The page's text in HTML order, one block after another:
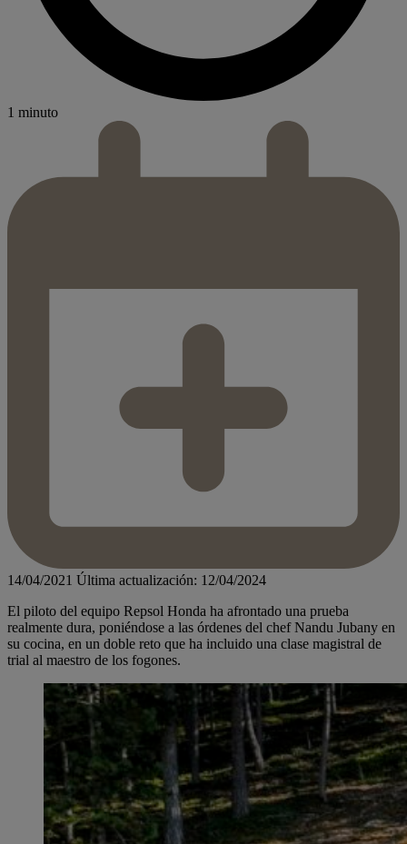
1 minuto
14/04/2021 Última actualización: 12/04/2024
El piloto del equipo Repsol Honda ha afrontado una prueba
realmente dura, poniéndose a las órdenes del chef Nandu Jubany en
su cocina, en un doble reto que ha incluido una clase magistral de
trial al maestro de los fogones.